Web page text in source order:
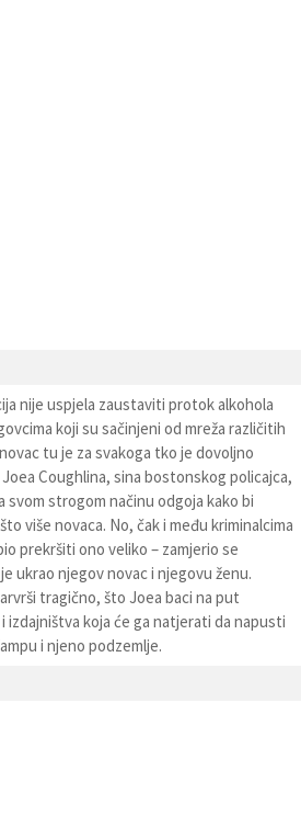
nije uspjela zaustaviti protok alkohola
koji su sačinjeni od mreža različitih
tu je za svakoga tko je dovoljno
Coughlina, sina bostonskog policajca,
svom strogom načinu odgoja kako bi
više novaca. No, čak i među kriminalcima
prekršiti ono veliko – zamjerio se
ukrao njegov novac i njegovu ženu.
tragično, što Joea baci na put
izdajništva koja će ga natjerati da napusti
i njeno podzemlje.